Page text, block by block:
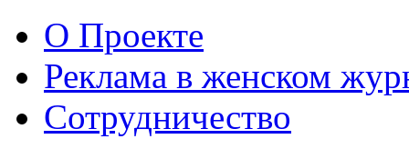
О Проекте
Реклама в женском
Сотрудничество